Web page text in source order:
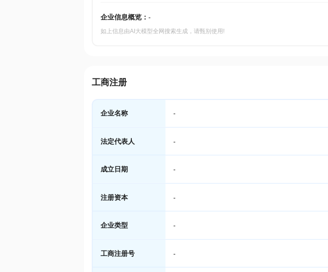
企业信息概览： -
如上信息由AI大模型全网搜索生成，请甄别使用!
工商注册
企业名称 -
法定代表人 -
成立日期 -
注册资本 -
企业类型 -
工商注册号 -